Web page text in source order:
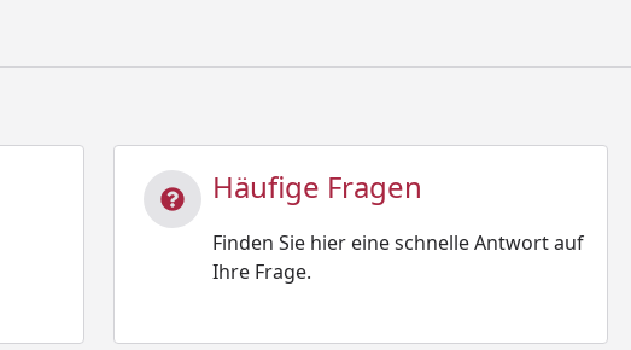
Häufige Fragen
Finden Sie hier eine schnelle Antwort auf
Ihre Frage.